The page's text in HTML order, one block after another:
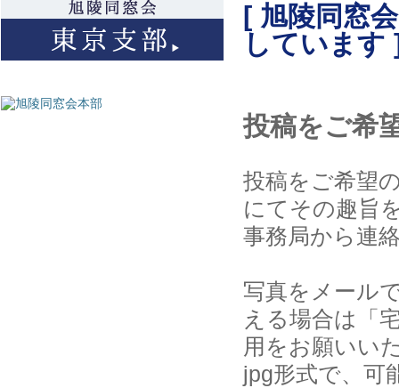
[ 旭陵同窓
しています
投稿をご希
投稿をご希望
にてその趣旨
事務局から連
写真をメール
える場合は「
用をお願いい
jpg形式で、可